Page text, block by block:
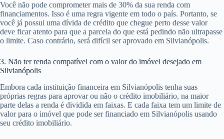
Você não pode comprometer mais de 30% da sua renda com
financiamentos. Isso é uma regra vigente em todo o país. Portanto, se
você já possui uma dívida de crédito que chegue perto desse valor
deve ficar atento para que a parcela do que está pedindo não ultrapasse
o limite. Caso contrário, será difícil ser aprovado em Silvianópolis.
3. Não ter renda compatível com o valor do imóvel desejado em
Silvianópolis
Embora cada instituição financeira em Silvianópolis tenha suas
próprias regras para aprovar ou não o crédito imobiliário, na maior
parte delas a renda é dividida em faixas. E cada faixa tem um limite de
valor para o imóvel que pode ser financiado em Silvianópolis usando
seu crédito imobiliário.